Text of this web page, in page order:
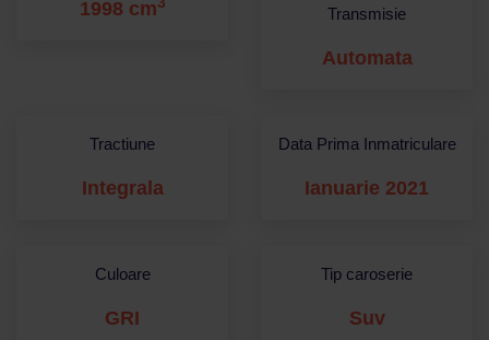
1998 cm Transmisie
Automata
Tractiune
Integrala
Data Prima Inmatriculare
Ianuarie 2021
Culoare
GRI
Tip caroserie
Suv